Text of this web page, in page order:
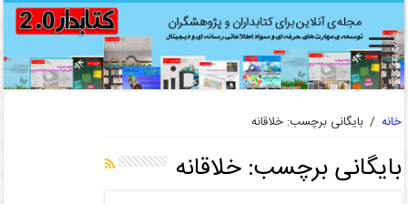
خانه / بایگانی برچسب: خلاقانه
بایگانی برچسب: خلاقانه